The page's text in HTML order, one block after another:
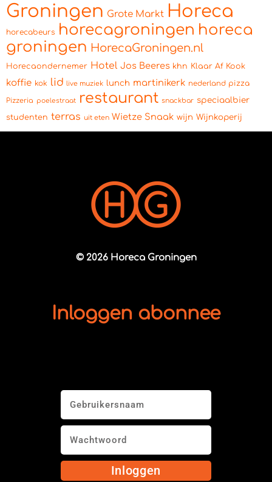
Groningen Grote Markt Horeca
horecabeurs horecagroningen horeca
groningen HorecaGroningen.nl
Horecaondernemer Hotel Jos Beeres khn Klaar Af Kook
koffie kok lid live muziek lunch martinikerk nederland pizza
Pizzeria poelestraat restaurant snackbar speciaalbier
studenten terras uit eten Wietze Snaak wijn Wijnkoperij
© 2026 Horeca Groningen
Inloggen abonnee
Inloggen